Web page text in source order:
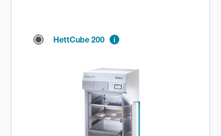
HettCube 200